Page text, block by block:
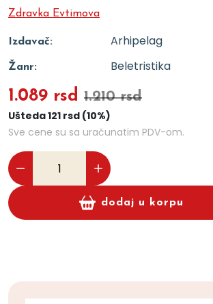
Zdravka Evtimova
Izdavač: Arhipelag
Žanr: Beletristika
1.089 rsd 1.210 rsd
Ušteda 121 rsd (10%)
Sve cene su sa uračunatim PDV-om.
dodaj u korpu